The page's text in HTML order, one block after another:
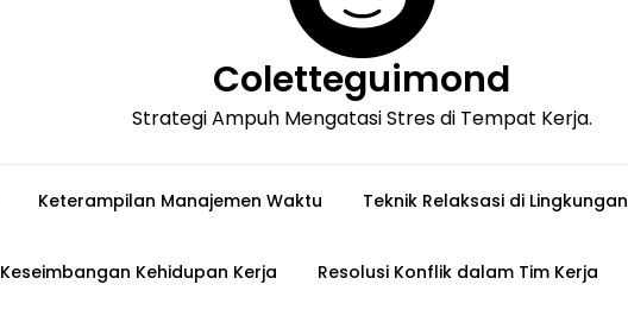
Coletteguimond
Strategi Ampuh Mengatasi Stres di Tempat Kerja.
Keterampilan Manajemen Waktu Teknik Relaksasi di
Keseimbangan Kehidupan Kerja Resolusi Konflik dalam Tim Kerja